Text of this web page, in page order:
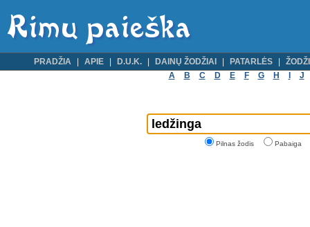
PRADŽIA APIE D.U.K. DAINŲ ŽODŽIAI PATARLĖS
A
B C D E F G H J
Pilnas žodis Pabaiga